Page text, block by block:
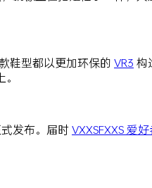
鞋型都以更加环保的 VR3 构
发布。届时VXXSFXXS 爱